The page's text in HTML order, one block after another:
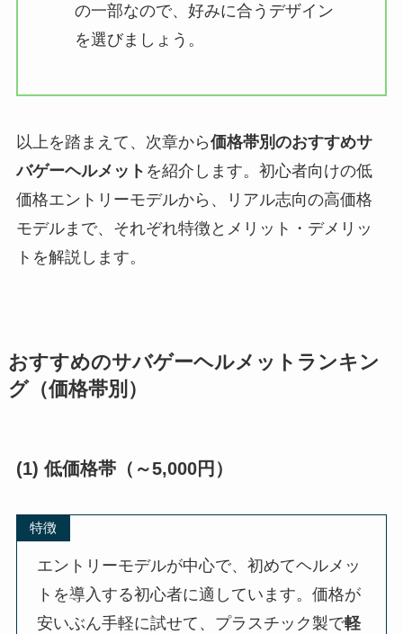
の一部なので、好みに合うデザイン
を選びましょう。
以上を踏まえて、次章から価格帯別のおすすめサ
バゲーヘルメット を紹介します。初心者向けの低
価格エントリーモデルから、リアル志向の高価格
モデルまで、それぞれ特徴とメリット・デメリッ
トを解説します。
おすすめのサバゲーヘルメットランキン
グ（価格帯別）
(1) 低価格帯（～5,000円）
特徴
エントリーモデルが中心で、初めてヘルメッ
トを導入する初心者に適しています。価格が
安いぶん手軽に試せて、プラスチック製で軽